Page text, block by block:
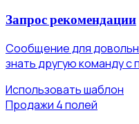
Запрос рекомендации
Сообщение для
знать другую команду
Использовать шаблон
Продажи 4 полей